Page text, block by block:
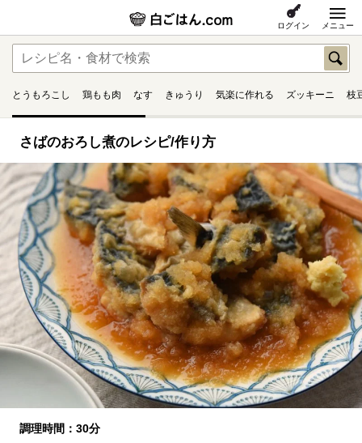
ログイン メニュー
とうもろこし 鶏もも肉 なす きゅうり 気楽に作れる ズッキーニ 枝
さばのおろし煮のレシピ/作り方
調理時間：30分